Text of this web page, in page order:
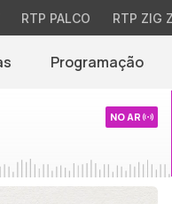
RTP PALCO RTP ZIG
Programação
NO AR